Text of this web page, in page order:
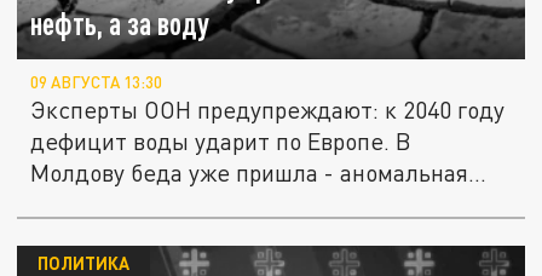
нефть, а за воду
09 АВГУСТА 13:30
Эксперты ООН предупреждают: к 2040 году
дефицит воды ударит по Европе. В
Молдову беда уже пришла - аномальная...
ПОЛИТИКА